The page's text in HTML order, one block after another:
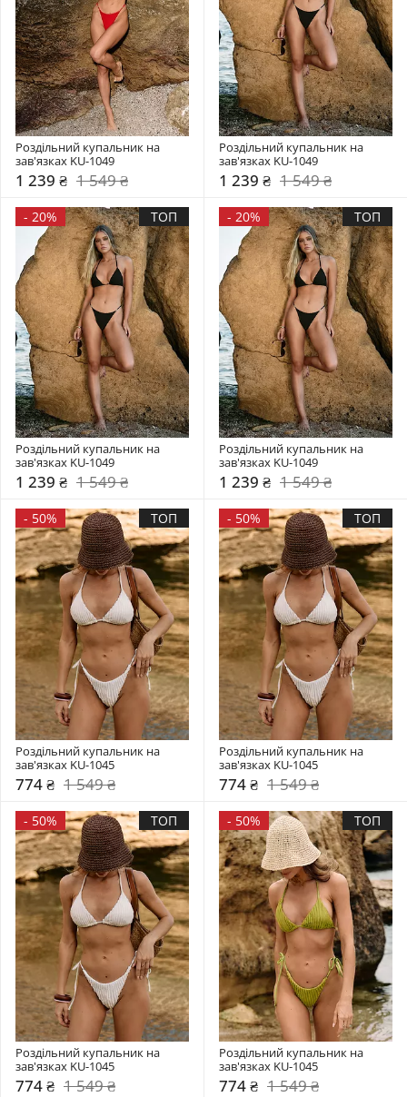
Роздільний купальник на
зав'язках KU-1049
1 239 ₴ 1 549 ₴
Роздільний купальник на
зав'язках KU-1049
1 239 ₴ 1 549 ₴
- 20% ТОП
Роздільний купальник на
зав'язках KU-1049
1 239 ₴ 1 549 ₴
- 20% ТОП
Роздільний купальник на
зав'язках KU-1049
1 239 ₴ 1 549 ₴
- 50% ТОП
Роздільний купальник на
зав'язках KU-1045
774 ₴ 1 549 ₴
- 50% ТОП
Роздільний купальник на
зав'язках KU-1045
774 ₴ 1 549 ₴
- 50% ТОП
Роздільний купальник на
зав'язках KU-1045
774 ₴ 1 549 ₴
- 50% ТОП
Роздільний купальник на
зав'язках KU-1045
774 ₴ 1 549 ₴